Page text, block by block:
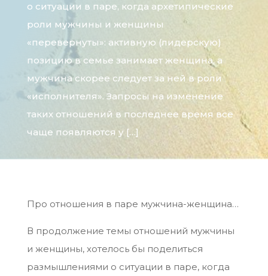
о ситуации в паре, когда архетипические
роли мужчины и женщины
«перевернуты»: активную (лидерскую)
позицию в семье занимает женщина, а
мужчина скорее следует за ней в роли
«исполнителя». Запросы на изменение
таких отношений в последнее время все
чаще появляются у […]
Про отношения в паре мужчина-женщина…
В продолжение темы отношений мужчины
и женщины, хотелось бы поделиться
размышлениями о ситуации в паре, когда